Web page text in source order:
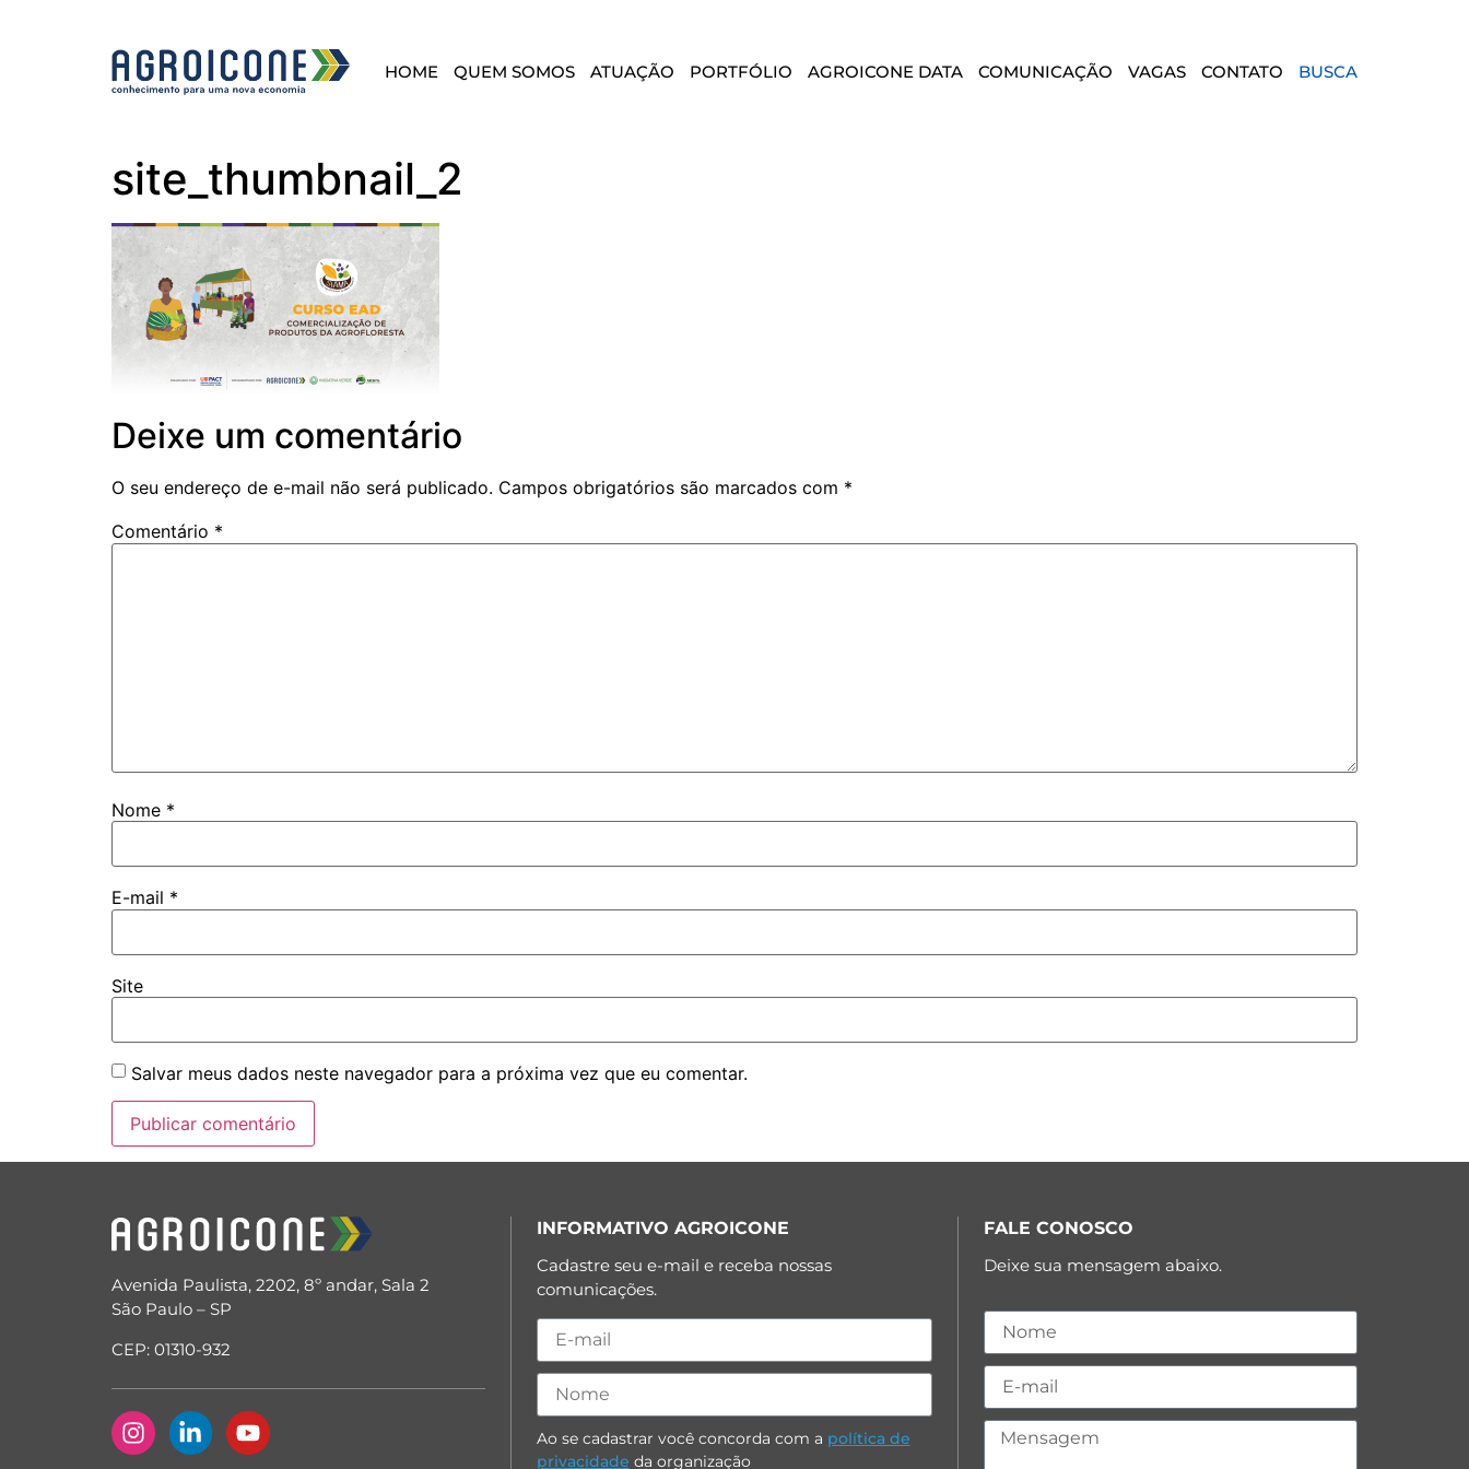
HOME QUEM SOMOS ATUAÇÃO PORTFÓLIO AGROICONE DATA COMUNICAÇÃO VAGAS CONTATO BUSCA
site_thumbnail_2
Deixe um comentário
O seu endereço de e-mail não será publicado. Campos obrigatórios são marcados com *
Comentário *
Nome *
E-mail *
Site
Salvar meus dados neste navegador para a próxima vez que eu comentar.
Avenida Paulista, 2202, 8º andar, Sala 2
São Paulo – SP
CEP: 01310-932
INFORMATIVO AGROICONE
Cadastre seu e-mail e receba nossas
comunicações.
Ao se cadastrar você concorda com a política de
privacidade da organização
FALE CONOSCO
Deixe sua mensagem abaixo.